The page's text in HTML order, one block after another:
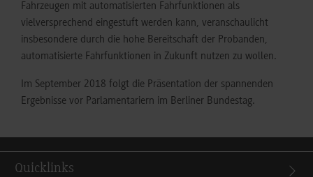
Fahrzeugen mit automatisierten Fahrfunktionen als
vielversprechend eingestuft werden kann, veranschaulicht
insbesondere durch die hohe Bereitschaft der Probanden,
automatisierte Fahrfunktionen in Zukunft nutzen zu wollen.
Im September 2018 folgt die Präsentation der spannenden
Ergebnisse vor Parlamentariern im Berliner Bundestag.
Quicklinks